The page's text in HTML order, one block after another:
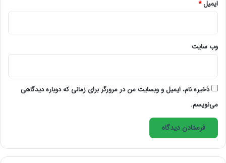
بیشتر بخوانید:
ممکن است به این فکر کنید که ورد به صنعت گرافیک
دشوار است یا به مهارت‌های تخصصی بسیاری نیاز دارید. اما
ایمیل*
وب‌ سایت
ذخیره نام، ایمیل و وبسایت من در مرورگر برای زمانی که دوباره دیدگاهی
می‌نویسم.